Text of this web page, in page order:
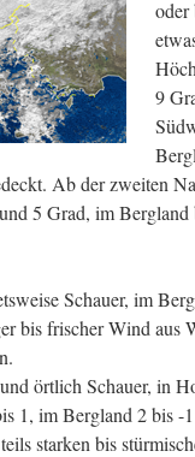
oder
9
Ab der zweiten
5 Grad, im Bergland
Schauer, im
bis frischer Wind aus
örtlich Schauer, in
1, im Bergland 2 bis
starken bis